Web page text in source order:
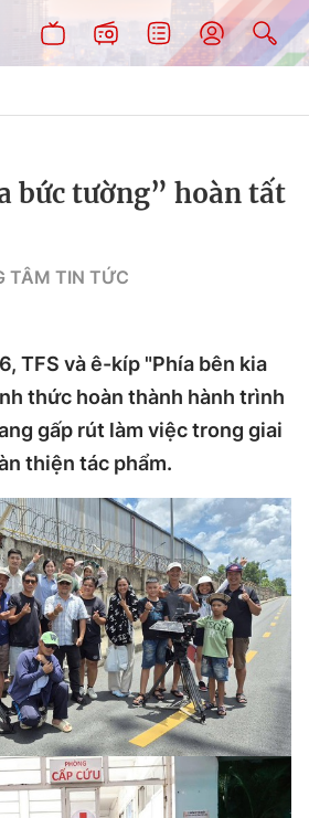
bức tường” hoàn tất
TÂM TIN TỨC
TFS và ê-kíp "Phía bên kia
thức hoàn thành hành trình
gấp rút làm việc trong giai
thiện tác phẩm.